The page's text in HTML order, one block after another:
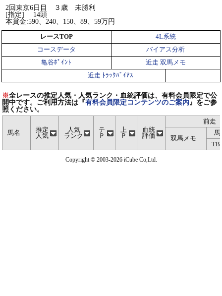
2回東京6日目 ３歳 未勝利
[指定] 14頭
本賞金:590、240、150、89、59万円
レースTOP
4L系統
コースデータ
バイアス分析
亀谷ﾎﾟｲﾝﾄ
近走 双馬メモ
近走 ﾄﾗｯｸﾊﾞｲｱｽ
※全レースの推定人気・人気ランク・血統評価は、有料会員限定で公
開中です。ご利用方法は『有料会員限定コンテンツのご案内 』をご参
照ください。
馬名
推定
人気
人気
ランク
テ
Ｐ
上
Ｐ
血統
評価
前走
双馬メモ
馬
TB
Copyright © 2003-2026 iCube Co,Ltd.